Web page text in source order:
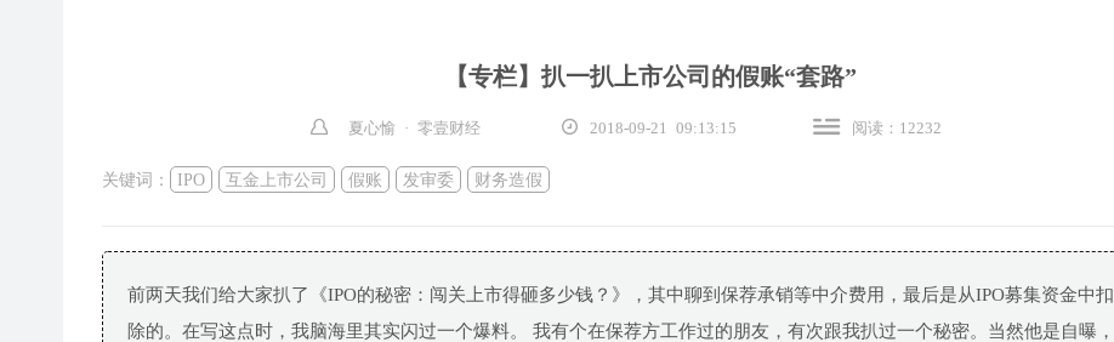
【专栏】扒一扒上市公司的假账“套路”
夏心愉 · 零壹财经 2018-09-21 09:13:15 阅读：12232
关键词： IPO 互金上市公司 假账 发审委 财务造假
前两天我们给大家扒了《IPO的秘密：闯关上市得砸多少钱？》，其中聊到保荐承销等中介费用，最后是从IPO募集资金中扣
除的。在写这点时，我脑海里其实闪过一个爆料。 我有个在保荐方工作过的朋友，有次跟我扒过一个秘密。当然他是自曝，